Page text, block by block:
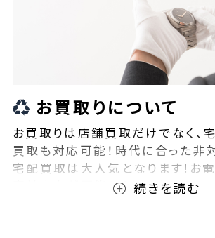
お買取りについて
お買取りは店舗買取だけでなく、
買取も対応可能！時代に合った非
宅配買取は大人気となります!お
事前査定が可能となっております